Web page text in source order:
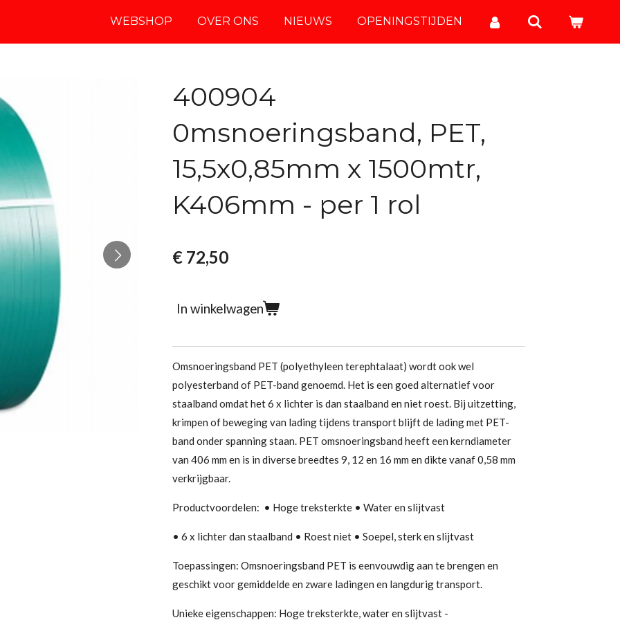
WEBSHOP OVER ONS NIEUWS OPENINGSTIJDEN
400904
0msnoeringsband, PET,
15,5x0,85mm x 1500mtr,
K406mm - per 1 rol
€ 72,50
In winkelwagen
Omsnoeringsband PET (polyethyleen terephtalaat) wordt ook wel
polyesterband of PET-band genoemd. Het is een goed alternatief voor
staalband omdat het 6 x lichter is dan staalband en niet roest. Bij uitzetting,
krimpen of beweging van lading tijdens transport blijft de lading met PET-
band onder spanning staan. PET omsnoeringsband heeft een kerndiameter
van 406 mm en is in diverse breedtes 9, 12 en 16 mm en dikte vanaf 0,58 mm
verkrijgbaar.
Productvoordelen: • Hoge treksterkte • Water en slijtvast
• 6 x lichter dan staalband • Roest niet • Soepel, sterk en slijtvast
Toepassingen: Omsnoeringsband PET is eenvouwdig aan te brengen en
geschikt voor gemiddelde en zware ladingen en langdurig transport.
Unieke eigenschappen: Hoge treksterkte, water en slijtvast -